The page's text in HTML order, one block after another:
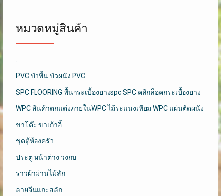
หมวดหมู่สินค้า
PVC บัวพื้น บัวผนัง PVC
SPC FLOORING พื้นกระเบื้องยางspc SPC คลิกล็อคกระเบื้องยาง
WPC สินค้าตกแต่งภายในWPC ไม้ระแนงเทียม WPC แผ่นติดผนัง
ขาโต๊ะ ขาเก้าอี้
ชุดตู้ห้องครัว
ประตู หน้าต่าง วงกบ
ราวผ้าม่านไม้สัก
ลายจีนแกะสลัก